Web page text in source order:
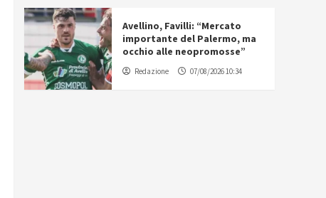
Avellino, Favilli: “Mercato
importante del Palermo, ma
occhio alle neopromosse”
Redazione 07/08/2026 10:34